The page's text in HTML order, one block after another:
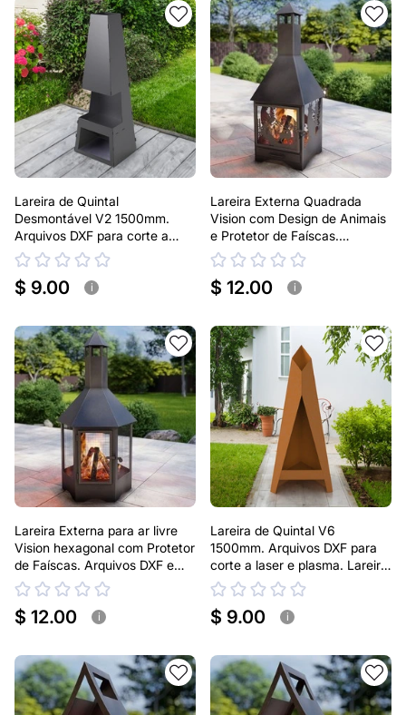
Lareira de Quintal
Desmontável V2 1500mm.
Arquivos DXF para corte a
laser e plasma. Lareira tipo
Chaminea
$ 9.00 i
Lareira Externa Quadrada
Vision com Design de Animais
e Protetor de Faíscas.
Arquivos DXF e SVG para
corte e plasma a laser. Lareira
tipo Chaminea
$ 12.00 i
Lareira Externa para ar livre
Vision hexagonal com Protetor
de Faíscas. Arquivos DXF e
SVG para corte e plasma a
laser. Lareira tipo Chaminea
$ 12.00 i
Lareira de Quintal V6
1500mm. Arquivos DXF para
corte a laser e plasma. Lareira
tipo Chaminea
$ 9.00 i